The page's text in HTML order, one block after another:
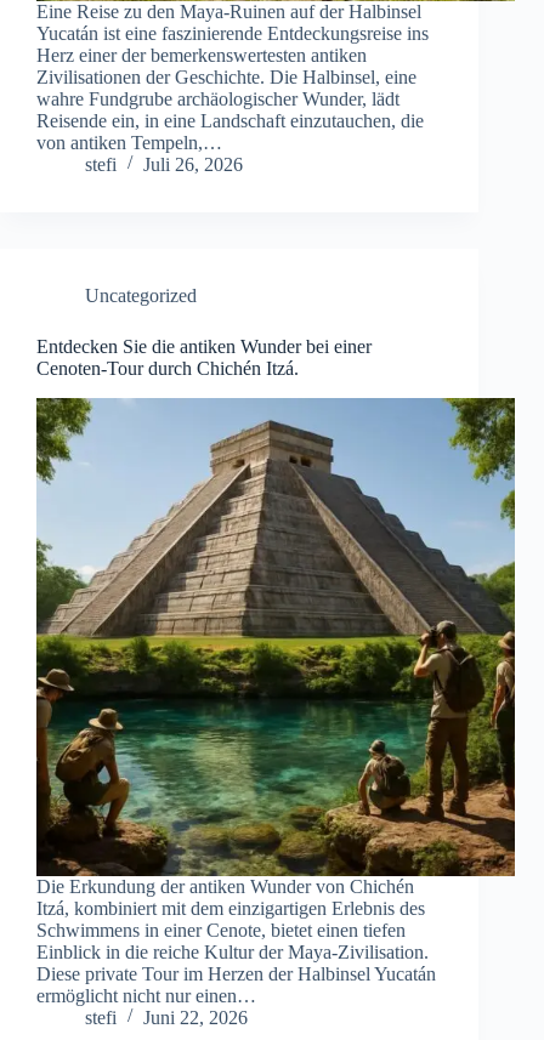
Eine Reise zu den Maya-Ruinen auf der Halbinsel
Yucatán ist eine faszinierende Entdeckungsreise ins
Herz einer der bemerkenswertesten antiken
Zivilisationen der Geschichte. Die Halbinsel, eine
wahre Fundgrube archäologischer Wunder, lädt
Reisende ein, in eine Landschaft einzutauchen, die
von antiken Tempeln,…
stefi
Juli 26, 2026
Uncategorized
Entdecken Sie die antiken Wunder bei einer
Cenoten-Tour durch Chichén Itzá.
Die Erkundung der antiken Wunder von Chichén
Itzá, kombiniert mit dem einzigartigen Erlebnis des
Schwimmens in einer Cenote, bietet einen tiefen
Einblick in die reiche Kultur der Maya-Zivilisation.
Diese private Tour im Herzen der Halbinsel Yucatán
ermöglicht nicht nur einen…
stefi
Juni 22, 2026